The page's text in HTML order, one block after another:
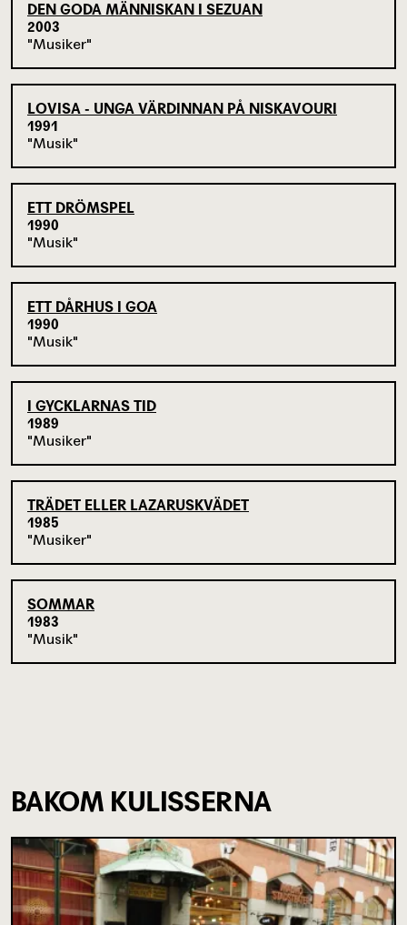
DEN GODA MÄNNISKAN I SEZUAN
2003
Musiker
LOVISA - UNGA VÄRDINNAN PÅ NISKAVOURI
1991
Musik
ETT DRÖMSPEL
1990
Musik
ETT DÅRHUS I GOA
1990
Musik
I GYCKLARNAS TID
1989
Musiker
TRÄDET ELLER LAZARUSKVÄDET
1985
Musiker
SOMMAR
1983
Musik
BAKOM KULISSERNA